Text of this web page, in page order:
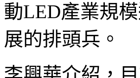
動LED產業規
展的排頭兵。